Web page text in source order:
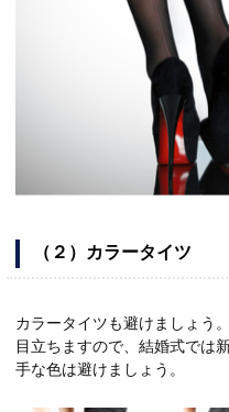
（２）カラータイツ
カラータイツも避けましょう
目立ちますので、結婚式では
手な色は避けましょう。